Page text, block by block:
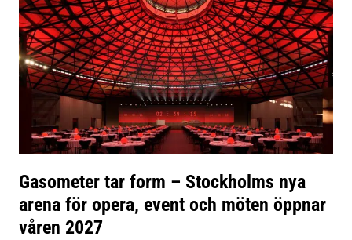
Gasometer tar form – Stockholms nya
arena för opera, event och möten öppnar
våren 2027